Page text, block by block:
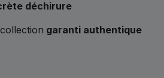
déchirure
garanti authentique